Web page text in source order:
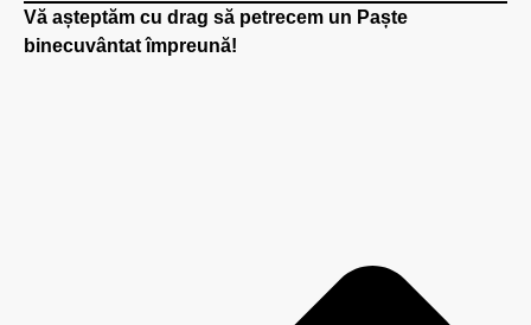
Vă așteptăm cu drag să petrecem un Paște
binecuvântat împreună!